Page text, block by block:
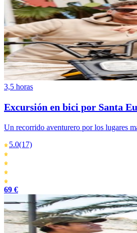
3,5 horas
Excursión en bici por Santa
Un recorrido aventurero por los lugares
5.0(17)
69 €